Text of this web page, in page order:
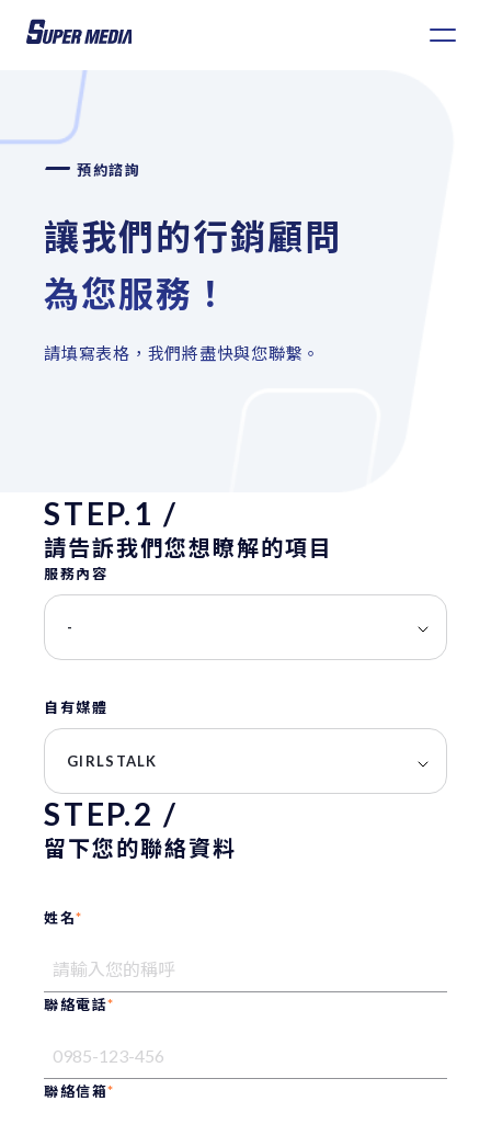
整合行銷
KOL內容行銷
社群策劃
全媒體規劃與投放
GIRLSTALK
潮癮CHILLING
預約諮詢
預約諮詢
讓我們的行銷顧問
為您服務！
請填寫表格，我們將盡快與您聯繫。
STEP.1 /
請告訴我們您想瞭解的項目
服務內容
-
自有媒體
GIRLSTALK
STEP.2 /
留下您的聯絡資料
姓名*
聯絡電話*
聯絡信箱*